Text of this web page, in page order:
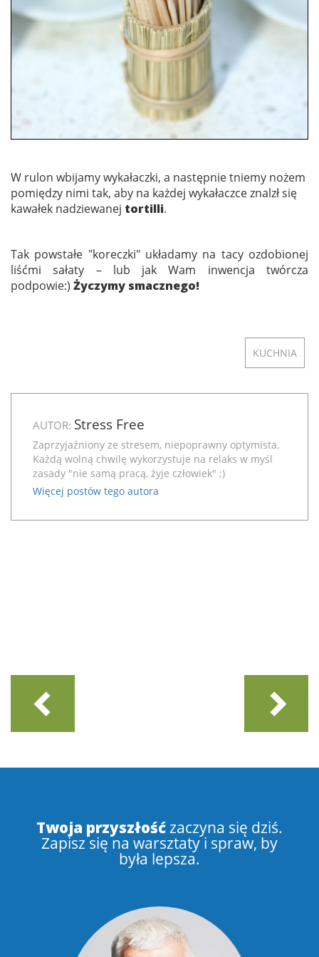
W rulon wbijamy wykałaczki, a następnie tniemy nożem
pomiędzy nimi tak, aby na każdej wykałaczce znalzł się
kawałek nadziewanej tortilli.
Tak powstałe "koreczki" układamy na tacy ozdobionej
liśćmi sałaty – lub jak Wam inwencja twórcza
podpowie:) Życzymy smacznego!
KUCHNIA
AUTOR: Stress Free
Zaprzyjaźniony ze stresem, niepoprawny optymista.
Każdą wolną chwilę wykorzystuje na relaks w myśl
zasady "nie samą pracą, żyje człowiek" ;)
Więcej postów tego autora
Twoja przyszłość zaczyna się dziś.
Zapisz się na warsztaty i spraw, by
była lepsza.